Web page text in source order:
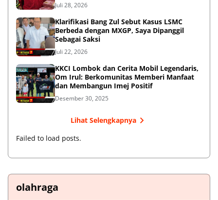
Juli 28, 2026
Klarifikasi Bang Zul Sebut Kasus LSMC
Berbeda dengan MXGP, Saya Dipanggil
Sebagai Saksi
Juli 22, 2026
KKCI Lombok dan Cerita Mobil Legendaris,
Om Irul: Berkomunitas Memberi Manfaat
dan Membangun Imej Positif
Desember 30, 2025
Lihat Selengkapnya
Failed to load posts.
olahraga